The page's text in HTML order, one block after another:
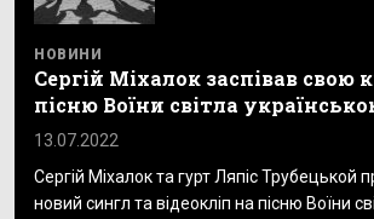
НОВИНИ
Сергій Міхалок заспівав свою
пісню Воїни світла
13.07.2022
Сергій Міхалок та гурт Ляпіс Трубецькой
новий сингл та відеокліп на пісню Воїни